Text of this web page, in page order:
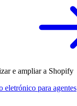
e ampliar a Shopify
eletrónico para agentes